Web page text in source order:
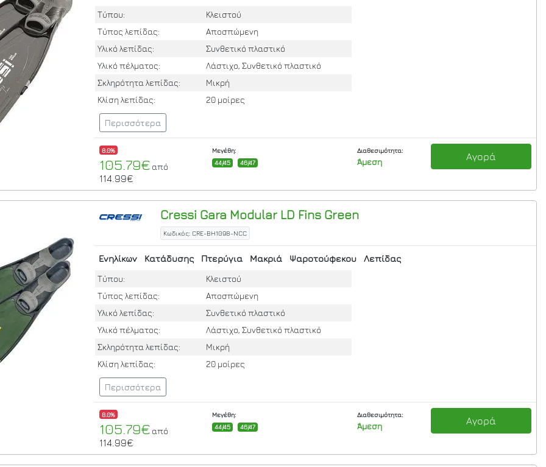
Τύπου:
Κλειστού
Τύπος λεπίδας:
Αποσπώμενη
Υλικό λεπίδας:
Συνθετικό πλαστικό
Υλικό πέλματος:
Λάστιχο, Συνθετικό πλαστικό
Σκληρότητα λεπίδας:
Μικρή
Κλίση λεπίδας:
20 μοίρες
Περισσότερα
8.0%
105.79€ από
114.99€
Μεγέθη:
44/45
46/47
Διαθεσιμότητα:
Άμεση Αγορά
Cressi Gara Modular LD Fins Green
Κωδικός: CRE-BH1098-NCC
Ενηλίκων Κατάδυσης Πτερύγια Μακριά Ψαροτούφεκου Λεπίδας
Τύπου:
Κλειστού
Τύπος λεπίδας:
Αποσπώμενη
Υλικό λεπίδας:
Συνθετικό πλαστικό
Υλικό πέλματος:
Λάστιχο, Συνθετικό πλαστικό
Σκληρότητα λεπίδας:
Μικρή
Κλίση λεπίδας:
20 μοίρες
Περισσότερα
8.0%
105.79€ από
114.99€
Μεγέθη:
44/45
46/47
Διαθεσιμότητα:
Άμεση Αγορά